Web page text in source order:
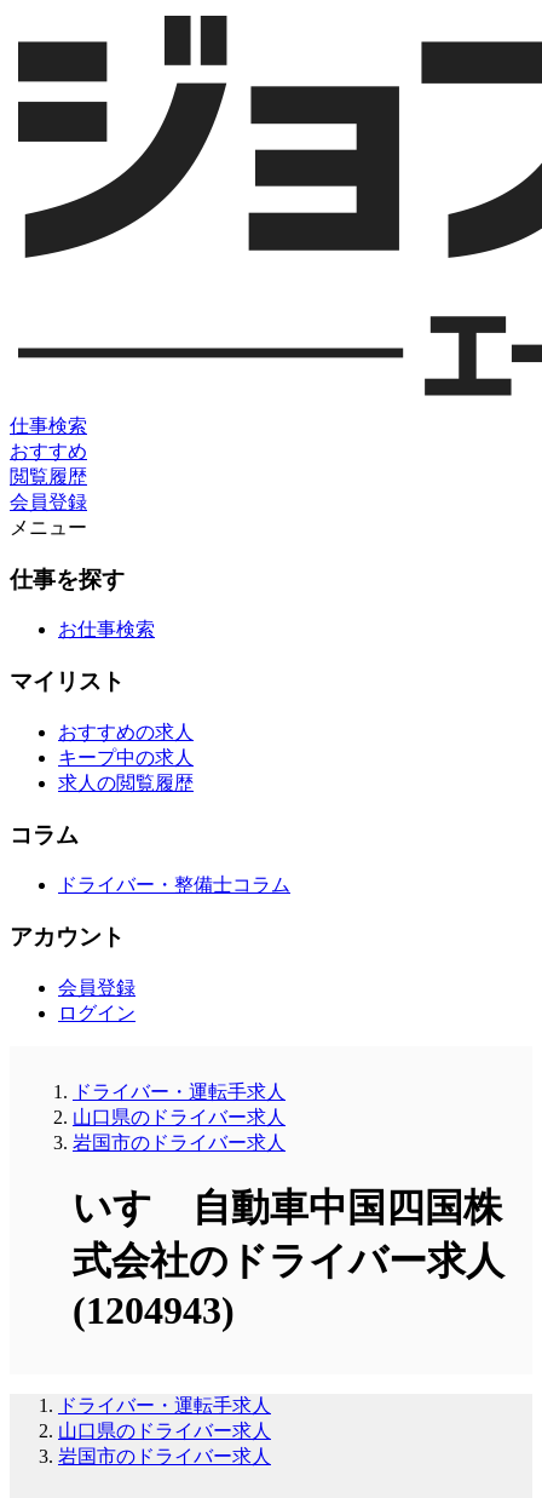
仕事検索
おすすめ
閲覧履歴
会員登録
メニュー
仕事を探す
お仕事検索
マイリスト
おすすめの求人
キープ中の求人
求人の閲覧履歴
コラム
ドライバー・整備士コラム
アカウント
会員登録
ログイン
ドライバー・運転手求人
山口県のドライバー求人
岩国市のドライバー求人
いすゞ自動車中国四国株
式会社のドライバー求人
(1204943)
ドライバー・運転手求人
山口県のドライバー求人
岩国市のドライバー求人